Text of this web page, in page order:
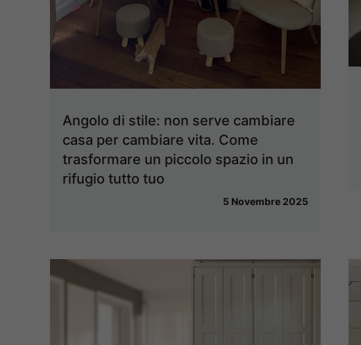
Angolo di stile: non serve cambiare
casa per cambiare vita. Come
trasformare un piccolo spazio in un
rifugio tutto tuo
5 Novembre 2025